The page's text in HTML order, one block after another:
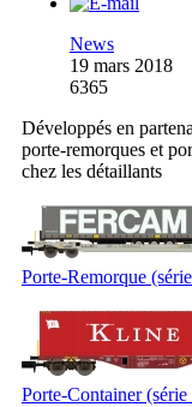
News
19 mars 2018
6365
Développés en
porte-remorques et
chez les détaillants
Porte-Remorque
Porte-Container (série